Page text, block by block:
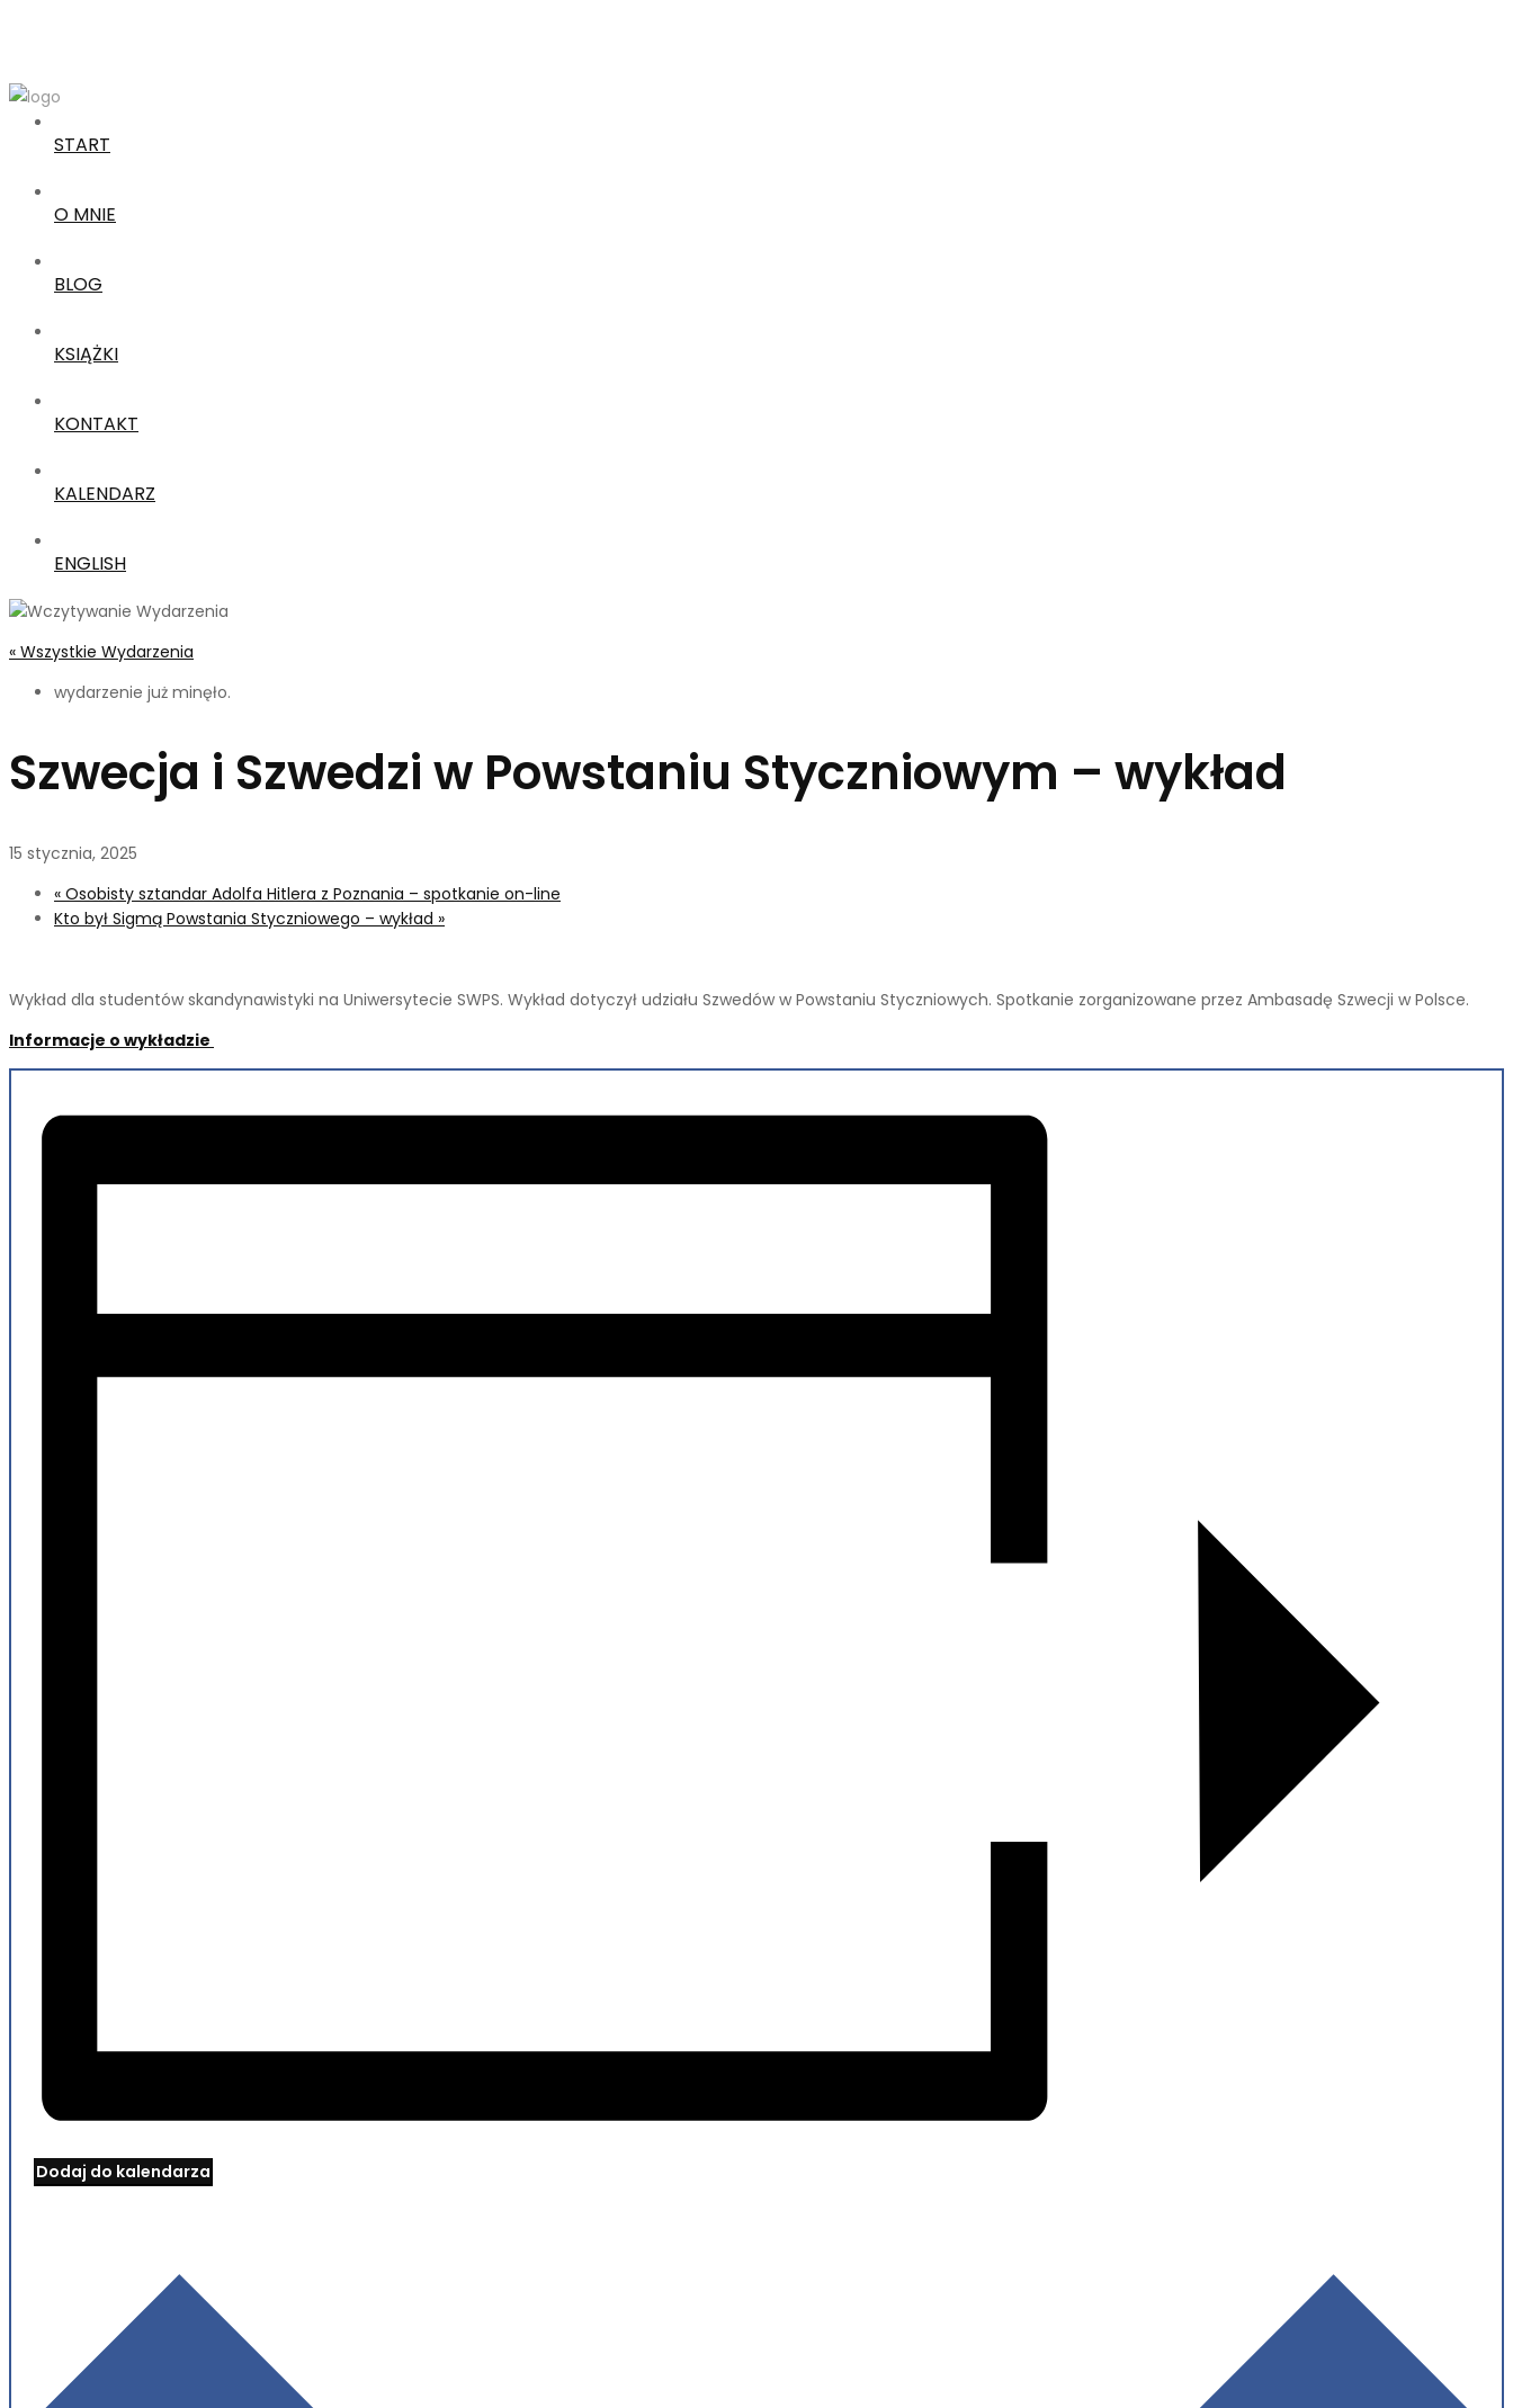
START
O MNIE
BLOG
KSIĄŻKI
KONTAKT
KALENDARZ
ENGLISH
« Wszystkie Wydarzenia
wydarzenie już minęło.
Szwecja i Szwedzi w Powstaniu Styczniowym – wykład
15 stycznia, 2025
« Osobisty sztandar Adolfa Hitlera z Poznania – spotkanie on-line
Kto był Sigmą Powstania Styczniowego – wykład »
Wykład dla studentów skandynawistyki na Uniwersytecie SWPS. Wykład dotyczył udziału Szwedów w Powstaniu Styczniowych. Spotkanie zorganizowane przez Ambasadę Szwecji w Polsce.
Informacje o wykładzie
Dodaj do kalendarza